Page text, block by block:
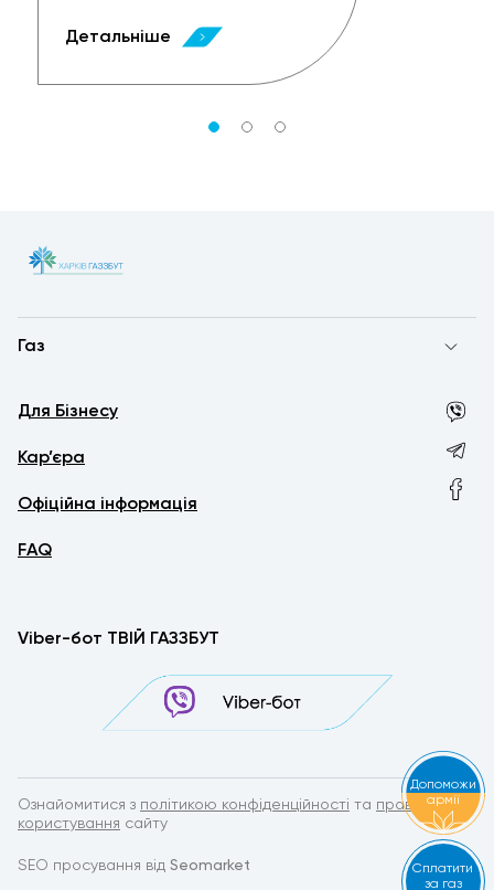
Детальніше
Газ
Для Бізнесу
Кар’єра
Офіційна інформація
FAQ
Viber-бот ТВІЙ ГАЗЗБУТ
Ознайомитися з політикою конфіденційності та правилами
користування сайту
SEO просування від Seomarket
Сплатити
за газ
Допоможи
армії